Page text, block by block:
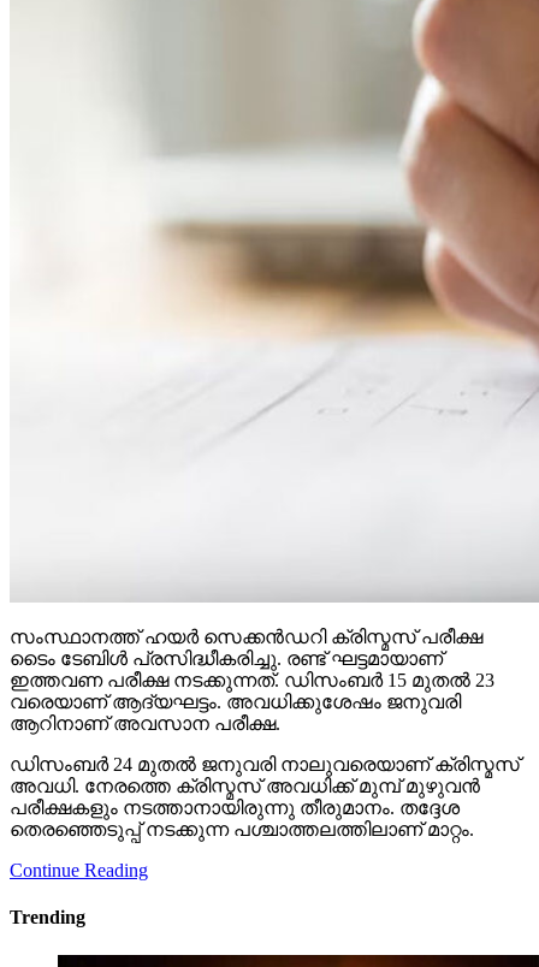
സംസ്ഥാനത്ത് ഹയര്‍ സെക്കന്‍ഡറി ക്രിസ്മസ് പരീക്ഷ
ടൈം ടേബിള്‍ പ്രസിദ്ധീകരിച്ചു. രണ്ട് ഘട്ടമായാണ്
ഇത്തവണ പരീക്ഷ നടക്കുന്നത്. ഡിസംബര്‍ 15 മുതല്‍ 23
വരെയാണ് ആദ്യഘട്ടം. അവധിക്കുശേഷം ജനുവരി
ആറിനാണ് അവസാന പരീക്ഷ.
ഡിസംബര്‍ 24 മുതല്‍ ജനുവരി നാലുവരെയാണ് ക്രിസ്മസ്
അവധി. നേരത്തെ ക്രിസ്മസ് അവധിക്ക് മുമ്പ് മുഴുവന്‍
പരീക്ഷകളും നടത്താനായിരുന്നു തീരുമാനം. തദ്ദേശ
തെരഞ്ഞെടുപ്പ് നടക്കുന്ന പശ്ചാത്തലത്തിലാണ് മാറ്റം.
Continue Reading
Trending